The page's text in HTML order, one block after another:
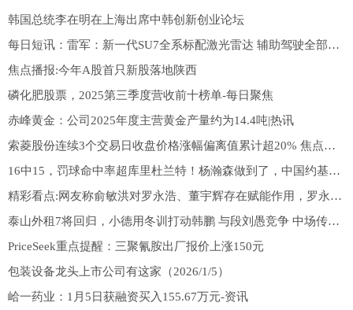
韩国总统李在明在上海出席中韩创新创业论坛
每日短讯：雷军：新一代SU7全系标配激光雷达 辅助驾驶全部满配
焦点播报:今年A股首只新股落地陕西
磷化肥股票，2025第三季度营收前十榜单-每日聚焦
赤峰黄金：公司2025年度主营黄金产量约为14.4吨|热讯
索菱股份连续3个交易日收盘价格涨幅偏离值累计超20% 焦点精选
16中15，罚球命中率超库里杜兰特！杨瀚森做到了，中国约基奇真棒 今日热闻
精彩看点:网友称俞敏洪对罗永浩、董宇辉存在赋能作用，罗永浩回怼：有没有恩，只有当事人知道
泰山外租7将回归，小德用冬训打动韩鹏 与段刘愚竞争 中场传帮带 每日播报
PriceSeek重点提醒：三聚氰胺出厂报价上涨150元
包装设备龙头上市公司有这家（2026/1/5）
峆一药业：1月5日获融资买入155.67万元-资讯